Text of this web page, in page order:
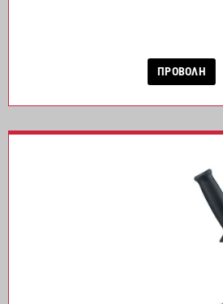
ΠΡΟΒΟΛΗ